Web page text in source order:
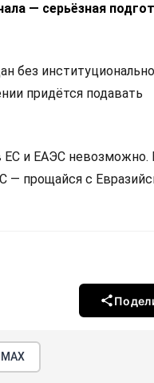
— серьёзная
без
придётся подавать
ЕС и ЕАЭС невозможно.
— прощайся с
МАХ